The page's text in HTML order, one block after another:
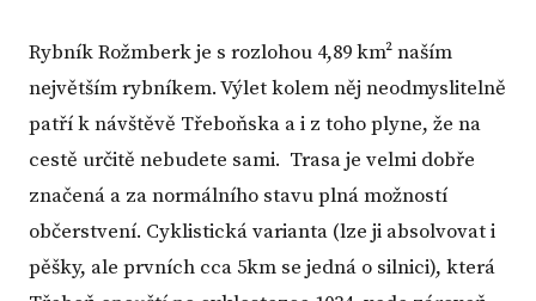
Rybník Rožmberk je s rozlohou 4,89 km² naším
největším rybníkem. Výlet kolem něj neodmyslitelně
patří k návštěvě Třeboňska a i z toho plyne, že na
cestě určitě nebudete sami. Trasa je velmi dobře
značená a za normálního stavu plná možností
občerstvení. Cyklistická varianta (lze ji absolvovat i
pěšky, ale prvních cca 5km se jedná o silnici), která